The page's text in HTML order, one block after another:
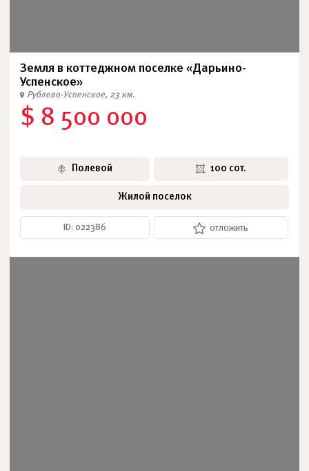
Земля в коттеджном поселке «Дарьино-
Успенское»
Рублево-Успенское, 23 км.
$ 8 500 000
Полевой 100 сот.
Жилой поселок
ID: 022386 отложить